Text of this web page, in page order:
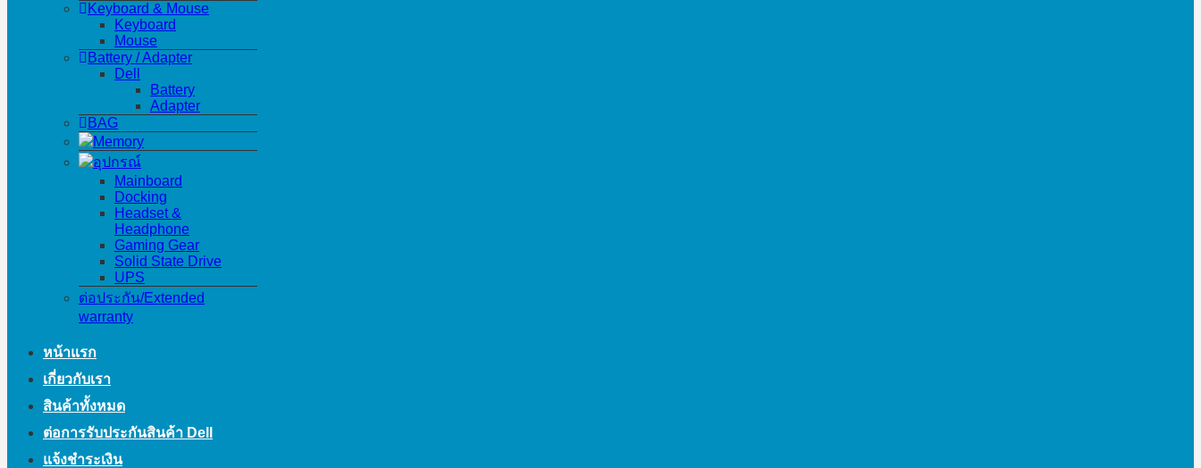
Keyboard & Mouse
Keyboard
Mouse
Battery / Adapter
Dell
Battery
Adapter
BAG
Memory
อุปกรณ์
Mainboard
Docking
Headset &
Headphone
Gaming Gear
Solid State Drive
UPS
ต่อประกัน/Extended
warranty
หน้าแรก
เกี่ยวกับเรา
สินค้าทั้งหมด
ต่อการรับประกันสินค้า Dell
แจ้งชำระเงิน